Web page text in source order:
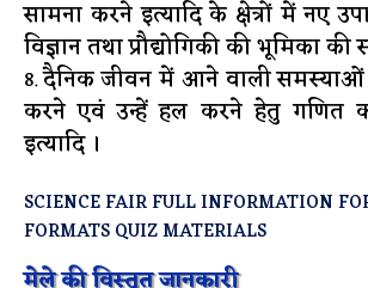
सामना करने इत्यादि के क्षेत्रों में नए
विज्ञान तथा प्रौद्योगिकी की भूमिका की
दैनिक जीवन में आने वाली
करने एवं उन्हें हल करने हेतु गणित
इत्यादि ।
SCIENCE FAIR FULL INFORMATION
FORMATS QUIZ MATERIALS